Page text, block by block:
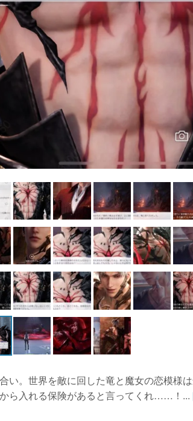
い。世界を敵に回した竜と魔女の恋模様
ら入れる保険があると言ってくれ……！...